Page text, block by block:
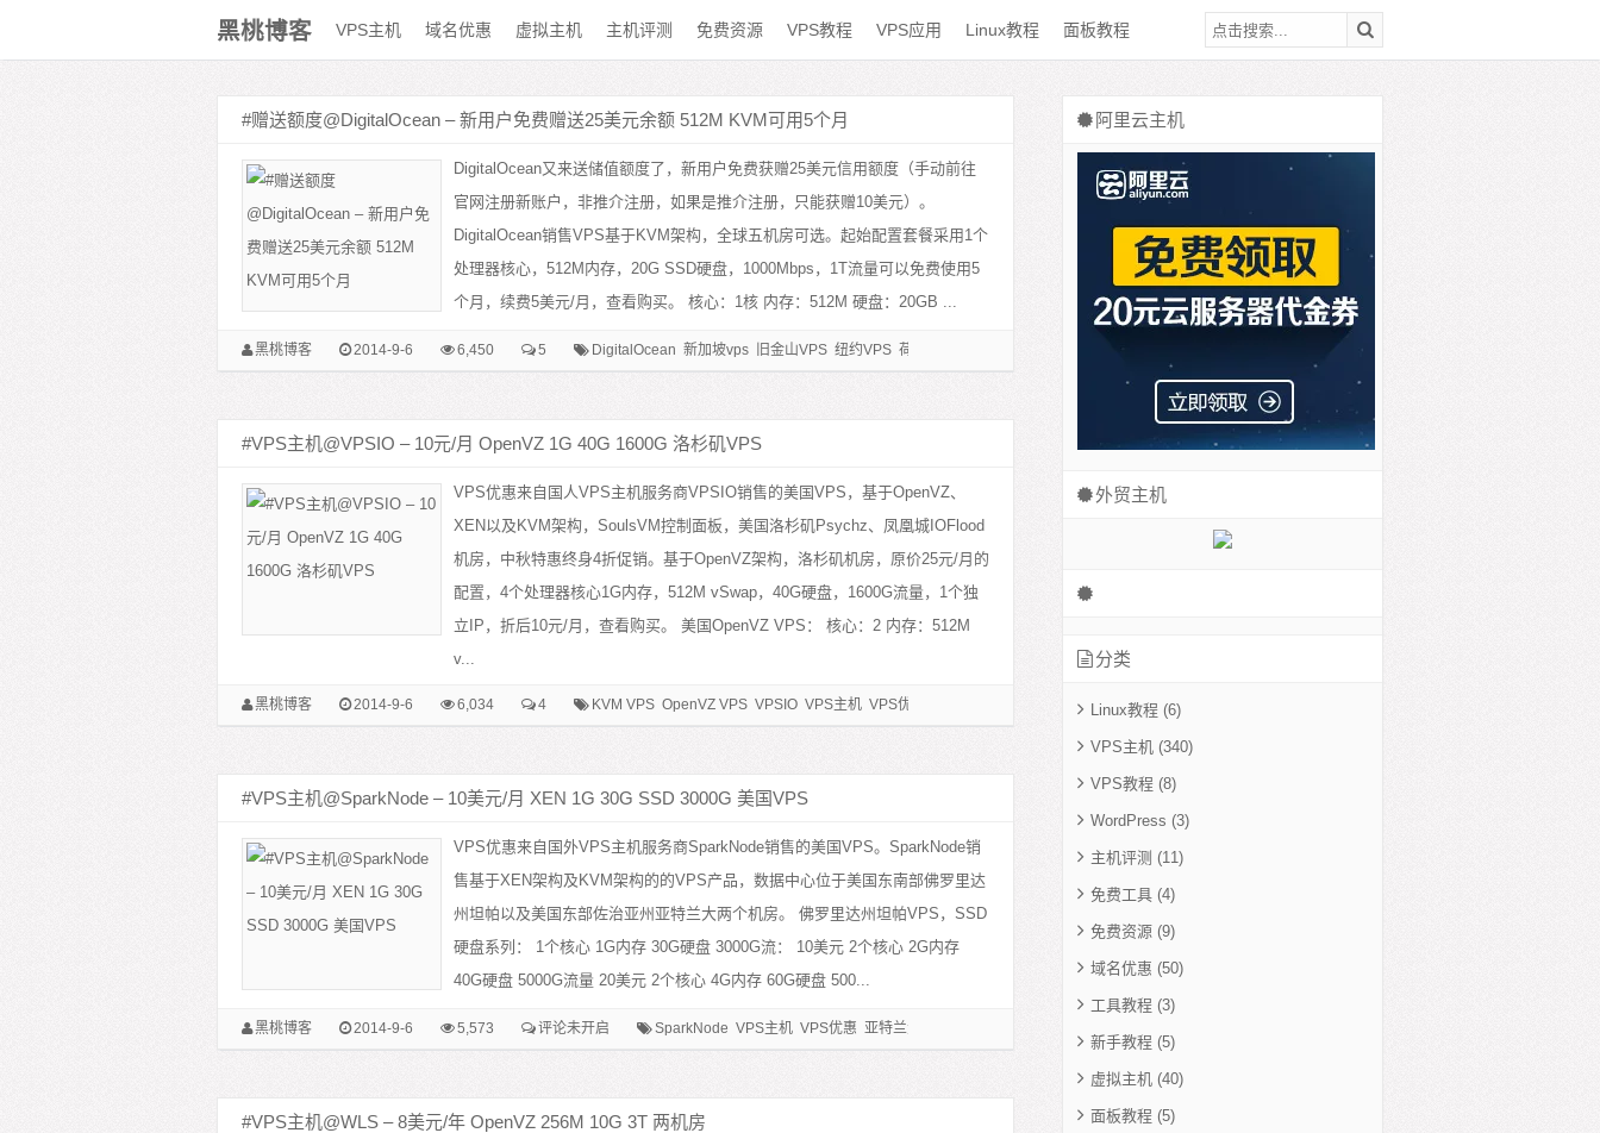
黑桃博客 VPS主机 域名优惠 虚拟主机 主机评测 免费资源 VPS教程 VPS应用 Linux教程 面板教程
#赠送额度@DigitalOcean – 新用户免费赠送25美元余额 512M KVM可用5个月
DigitalOcean又来送储值额度了，新用户免费获赠25美元信用额度（手动前往
官网注册新账户，非推介注册，如果是推介注册，只能获赠10美元）。
DigitalOcean销售VPS基于KVM架构，全球五机房可选。起始配置套餐采用1个
处理器核心，512M内存，20G SSD硬盘，1000Mbps，1T流量可以免费使用5
个月，续费5美元/月，查看购买。 核心：1核 内存：512M 硬盘：20GB ...
黑桃博客 2014-9-6 6,450 5 DigitalOcean 新加坡vps 旧金山VPS 纽约VPS 荷兰VPS
#VPS主机@VPSIO – 10元/月 OpenVZ 1G 40G 1600G 洛杉矶VPS
VPS优惠来自国人VPS主机服务商VPSIO销售的美国VPS，基于OpenVZ、
XEN以及KVM架构，SoulsVM控制面板，美国洛杉矶Psychz、凤凰城IOFlood
机房，中秋特惠终身4折促销。基于OpenVZ架构，洛杉矶机房，原价25元/月的
配置，4个处理器核心1G内存，512M vSwap，40G硬盘，1600G流量，1个独
立IP，折后10元/月，查看购买。 美国OpenVZ VPS： 核心：2 内存：512M
v...
黑桃博客 2014-9-6 6,034 4 KVM VPS OpenVZ VPS VPSIO VPS主机 VPS优惠 洛杉矶VPS 美国VPS
#VPS主机@SparkNode – 10美元/月 XEN 1G 30G SSD 3000G 美国VPS
VPS优惠来自国外VPS主机服务商SparkNode销售的美国VPS。SparkNode销
售基于XEN架构及KVM架构的的VPS产品，数据中心位于美国东南部佛罗里达
州坦帕以及美国东部佐治亚州亚特兰大两个机房。 佛罗里达州坦帕VPS，SSD
硬盘系列： 1个核心 1G内存 30G硬盘 3000G流： 10美元 2个核心 2G内存
40G硬盘 5000G流量 20美元 2个核心 4G内存 60G硬盘 500...
黑桃博客 2014-9-6 5,573 评论未开启 SparkNode VPS主机 VPS优惠 亚特兰大VPS
#VPS主机@WLS – 8美元/年 OpenVZ 256M 10G 3T 两机房
阿里云主机
外贸主机
分类
Linux教程 (6)
VPS主机 (340)
VPS教程 (8)
WordPress (3)
主机评测 (11)
免费工具 (4)
免费资源 (9)
域名优惠 (50)
工具教程 (3)
新手教程 (5)
虚拟主机 (40)
面板教程 (5)